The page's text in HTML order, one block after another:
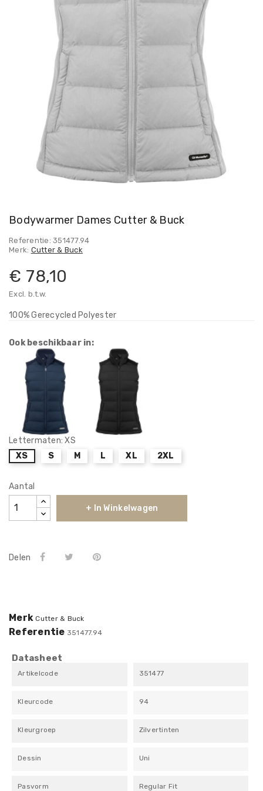
Bodywarmer Dames Cutter & Buck
Referentie: 351477.94
Merk: Cutter & Buck
€ 78,10
Excl. b.t.w.
100% Gerecycled Polyester
Ook beschikbaar in:
Lettermaten: XS
XS
S M L XL 2XL
Aantal
+ In Winkelwagen
Delen
Merk Cutter & Buck
Referentie 351477.94
Datasheet
Artikelcode 351477
Kleurcode 94
Kleurgroep Zilvertinten
Dessin Uni
Pasvorm Regular Fit